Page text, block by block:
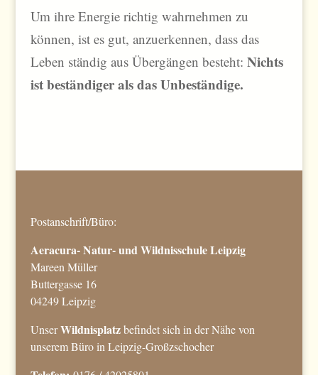
Um ihre Energie richtig wahrnehmen zu
können, ist es gut, anzuerkennen, dass das
Leben ständig aus Übergängen besteht: Nichts
ist beständiger als das Unbeständige.
Postanschrift/Büro:
Aeracura- Natur- und Wildnisschule Leipzig
Mareen Müller
Buttergasse 16
04249 Leipzig
UnserWildnisplatzbefindet sich in der Nähe von
unserem Büro in Leipzig-Großzschocher